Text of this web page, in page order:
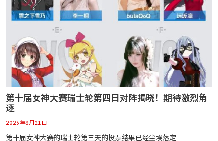
第十届女神大赛瑞士轮第四日对阵揭晓！期待激烈角
逐
2025年8月21日
第十届女神大赛的瑞士轮第三天的投票结果已经尘埃落定